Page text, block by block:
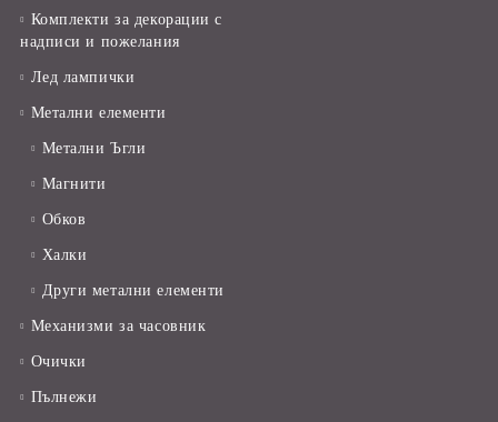
Комплекти за декорации с
надписи и пожелания
Лед лампички
Метални елементи
Метални Ъгли
Магнити
Обков
Халки
Други метални елементи
Механизми за часовник
Очички
Пълнежи